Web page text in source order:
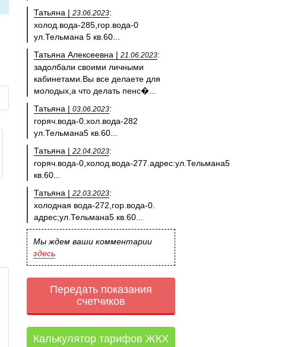
Татьяна | 23.06.2023:
холод.вода-285,гор.вода-0
ул.Тельмана 5 кв.60...
Татьяна Алексеевна | 21.06.2023:
задолбали своими личными
кабинетами.Вы все делаете для
молодых,а что делать пенс�...
Татьяна | 03.06.2023:
горяч.вода-0.хол.вода-282
ул.Тельмана5 кв.60...
Татьяна | 22.04.2023:
горяч.вода-0,холод.вода-277.адрес:ул.Тельмана5
кв.60...
Татьяна | 22.03.2023:
холодная вода-272,гор.вода-0.
адрес;ул.Тельмана5 кв.60...
Мы ждем ваши комментарии
здесь
Передать показания
счетчиков
Калькулятор тарифов ЖКХ